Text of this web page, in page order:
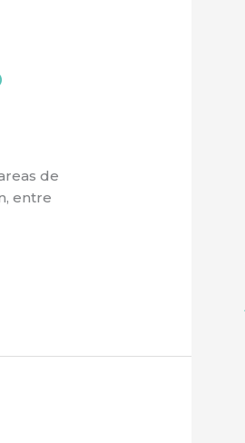
de
entre